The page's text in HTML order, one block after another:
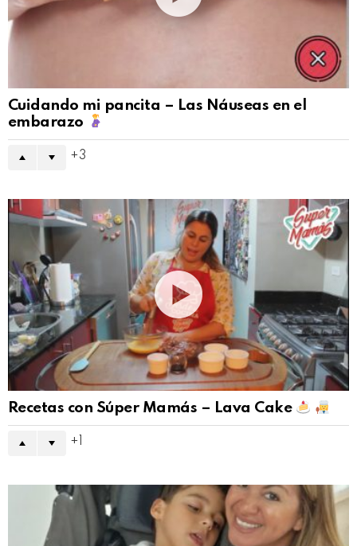
Cuidando mi pancita – Las Náuseas en el
embarazo
3
Recetas con Súper Mamás – Lava Cake